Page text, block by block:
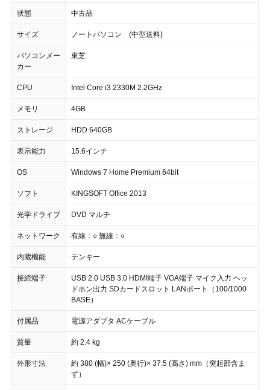
状態 中古品
サイズ ノートパソコン (中型送料)
パソコンメー
カー
東芝
CPU Intel Core i3 2330M 2.2GHz
メモリ 4GB
ストレージ HDD 640GB
表示能力 15.6インチ
OS Windows 7 Home Premium 64bit
ソフト KINGSOFT Office 2013
光学ドライブ DVD マルチ
ネットワーク 有線：○ 無線：○
内蔵機能 テンキー
接続端子
USB 2.0 USB 3.0 HDMI端子 VGA端子 マイク入力 ヘッ
ドホン出力 SDカードスロット LANポート（100/1000
BASE）
付属品 電源アダプタ ACケーブル
質量 約 2.4 kg
外形寸法
約 380 (幅)× 250 (奥行)× 37.5 (高さ) mm（突起部含ま
ず）